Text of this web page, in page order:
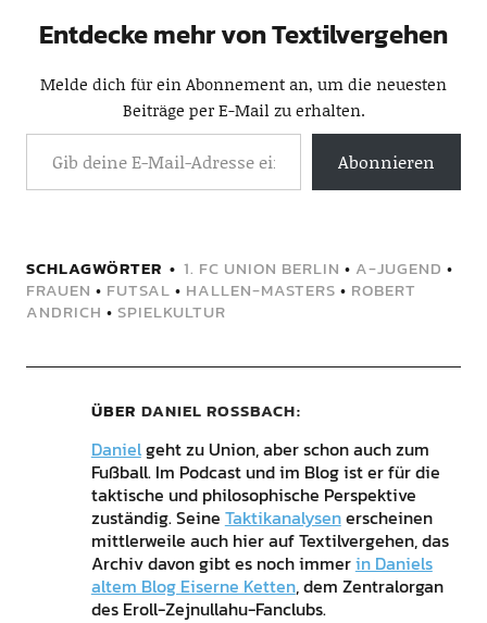
Entdecke mehr von Textilvergehen
Melde dich für ein Abonnement an, um die neuesten
Beiträge per E-Mail zu erhalten.
Abonnieren
SCHLAGWÖRTER 1. FC UNION BERLIN • A-JUGEND •
FRAUEN • FUTSAL • HALLEN-MASTERS • ROBERT
ANDRICH • SPIELKULTUR
ÜBER DANIEL ROSSBACH
Danielgeht zu Union, aber schon auch zum
Fußball. Im Podcast und im Blog ist er für die
taktische und philosophische Perspektive
zuständig. Seine Taktikanalysenerscheinen
mittlerweile auch hier auf Textilvergehen, das
Archiv davon gibt es noch immerin Daniels
altem Blog Eiserne Ketten, dem Zentralorgan
des Eroll-Zejnullahu-Fanclubs.